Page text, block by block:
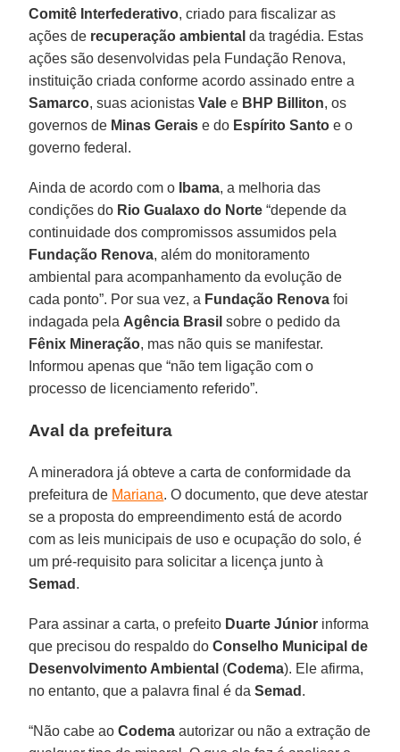
Comitê Interfederativo, criado para fiscalizar as
ações de recuperação ambiental da tragédia. Estas
ações são desenvolvidas pela Fundação Renova,
instituição criada conforme acordo assinado entre a
Samarco, suas acionistasVale e BHP Billiton, os
governos de Minas Gerais e do Espírito Santo e o
governo federal.
Ainda de acordo com o Ibama, a melhoria das
condições do Rio Gualaxo do Norte “depende da
continuidade dos compromissos assumidos pela
Fundação Renova, além do monitoramento
ambiental para acompanhamento da evolução de
cada ponto”. Por sua vez, a Fundação Renova foi
indagada pela Agência Brasil sobre o pedido da
Fênix Mineração, mas não quis se manifestar.
Informou apenas que “não tem ligação com o
processo de licenciamento referido”.
Aval da prefeitura
A mineradora já obteve a carta de conformidade da
prefeitura de Mariana. O documento, que deve atestar
se a proposta do empreendimento está de acordo
com as leis municipais de uso e ocupação do solo, é
um pré-requisito para solicitar a licença junto à
Semad .
Para assinar a carta, o prefeito Duarte Júnior informa
que precisou do respaldo doConselho Municipal de
Desenvolvimento Ambiental (Codema). Ele afirma,
no entanto, que a palavra final é daSemad .
“Não cabe aoCodema autorizar ou não a extração de